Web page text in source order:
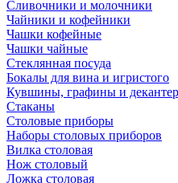
Сливочники и молочники
Чайники и кофейники
Чашки кофейные
Чашки чайные
Стеклянная посуда
Бокалы для вина и игристого
Кувшины, графины и
Стаканы
Столовые приборы
Наборы столовых приборов
Вилка столовая
Нож столовый
Ложка столовая